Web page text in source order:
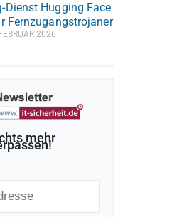
Dienst Hugging Face
Fernzugangstrojaner
2026
mehr